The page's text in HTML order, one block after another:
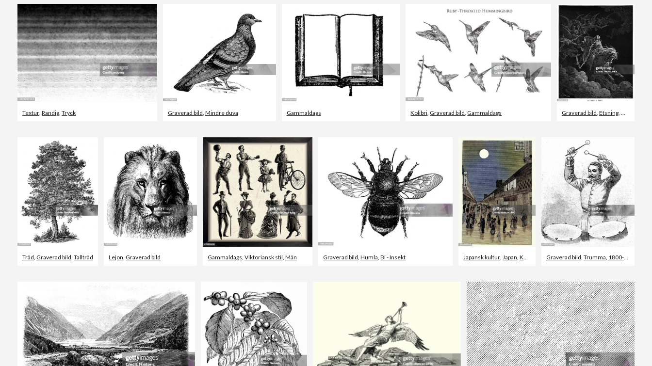
Textur Randig Tryck Graverad bild Mindre duva Gammaldags Kolibri Graverad bild Gammaldags Graverad bild ,Etsning
Träd Graverad bild Tallträd Lejon Graverad bild Gammaldags Viktoriansk stil Män Graverad bild ,Humla ,Bi - Insekt Japansk kultur Japan ,Konst Graverad bild Trumma 1800-talet